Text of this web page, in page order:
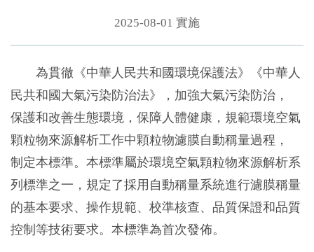
2025-08-01 實施
為貫徹《中華人民共和國環境保護法》《中華人
民共和國大氣污染防治法》，加強大氣污染防治，
保護和改善生態環境，保障人體健康，規範環境空氣
顆粒物來源解析工作中顆粒物濾膜自動稱量過程，
制定本標準。本標準屬於環境空氣顆粒物來源解析系
列標準之一，規定了採用自動稱量系統進行濾膜稱量
的基本要求、操作規範、校準核查、品質保證和品質
控制等技術要求。本標準為首次發佈。